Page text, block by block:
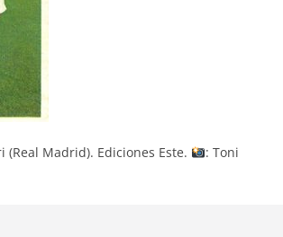
(Real Madrid). Ediciones Este.
: Toni